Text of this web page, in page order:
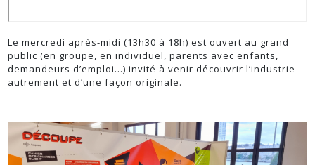
Le mercredi après-midi (13h30 à 18h) est ouvert au grand
public (en groupe, en individuel, parents avec enfants,
demandeurs d’emploi…) invité à venir découvrir l’industrie
autrement et d’une façon originale.